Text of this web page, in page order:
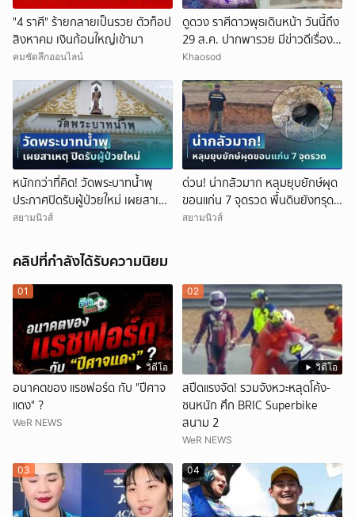
"4 ราศี" ร้ายกลายเป็นรวย ตัวท็อป
สิงหาคม เงินก้อนใหญ่เข้ามา
คมชัดลึกออนไลน์
ดูดวง ราศีดาวพุธเดินหน้า วันนี้ถึง
29 ส.ค. ปากพารวย มีข่าวดีเรื่อง
เงิน-ค้าขาย
Khaosod
หนักกว่าที่คิด! วัดพระบาทน้ำพุ
ประกาศปิดรับผู้ป่วยใหม่ เผยสาเหตุ
สุดสะเทือนใจ
สยามนิวส์
ด่วน! น่ากลัวมาก หลุมยุบยักษ์ผุด
ขอนแก่น 7 จุดรวด พื้นดินยังทรุด
ไม่หยุด ชาวบ้านผวาหนัก
สยามนิวส์
คลิปที่กำลังได้รับความนิยม
วิดีโอ
01
อนาคตของ แรชฟอร์ด กับ "ปีศาจ
แดง" ?
WeR NEWS
วิดีโอ
02
สปีดแรงจัด! รวมจังหวะหลุดโค้ง-
ชนหนัก ศึก BRIC Superbike
สนาม 2
WeR NEWS
03 04